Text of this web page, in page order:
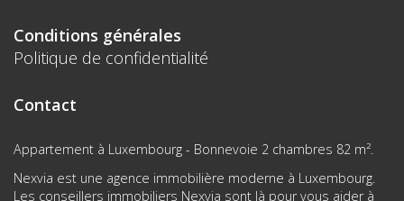
Conditions générales
Politique de confidentialité
Contact
Appartement à Luxembourg - Bonnevoie 2 chambres 82 m².
Nexvia est une agence immobilière moderne à Luxembourg.
Les conseillers immobiliers Nexvia sont là pour vous aider à